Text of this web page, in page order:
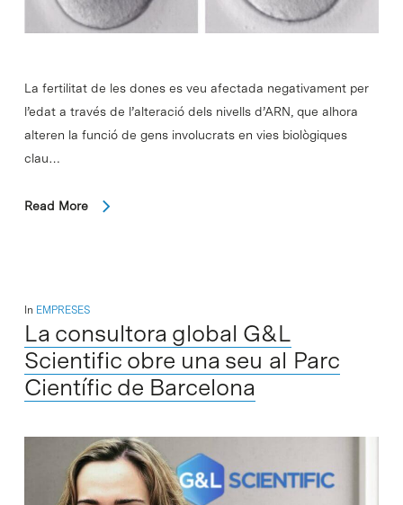
La fertilitat de les dones es veu afectada negativament per
l’edat a través de l’alteració dels nivells d’ARN, que alhora
alteren la funció de gens involucrats en vies biològiques
clau…
Read More
In EMPRESES
La consultora global G&L
Scientific obre una seu al Parc
Científic de Barcelona